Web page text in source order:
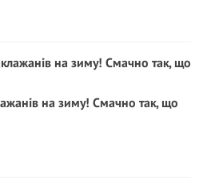
на зиму! Смачно так, що